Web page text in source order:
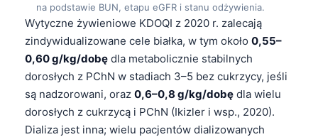
na podstawie BUN, etapu eGFR i stanu odżywienia.
Wytyczne żywieniowe KDOQI z 2020 r. zalecają
zindywidualizowane cele białka, w tym około 0,55–
0,60 g/kg/dobę dla metabolicznie stabilnych
dorosłych z PChN w stadiach 3–5 bez cukrzycy, jeśli
są nadzorowani, oraz 0,6–0,8 g/kg/dobę dla wielu
dorosłych z cukrzycą i PChN (Ikizler i wsp., 2020).
Dializa jest inna; wielu pacjentów dializowanych